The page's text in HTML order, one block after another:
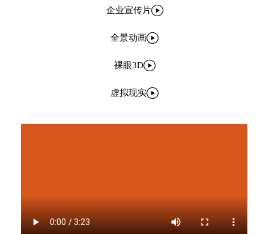
企业宣传片
全景动画
裸眼3D
虚拟现实